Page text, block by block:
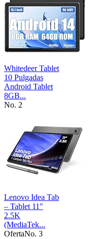
Whitedeer Tablet
10 Pulgadas
Android Tablet
8GB...
No. 2
Lenovo Idea Tab
– Tablet 11"
2.5K
(MediaTek...
OfertaNo. 3